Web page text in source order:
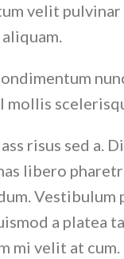
velit
risus sed a.
libero
Vestibulum
a platea
mi velit at cum.